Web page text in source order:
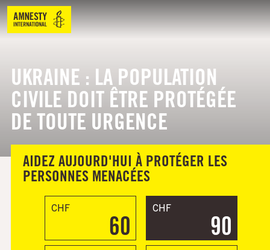
UKRAINE : LA POPULATION
CIVILE DOIT ÊTRE PROTÉGÉE
DE TOUTE URGENCE
AIDEZ AUJOURD'HUI À PROTÉGER LES
PERSONNES MENACÉES
60
CHF
90
CHF